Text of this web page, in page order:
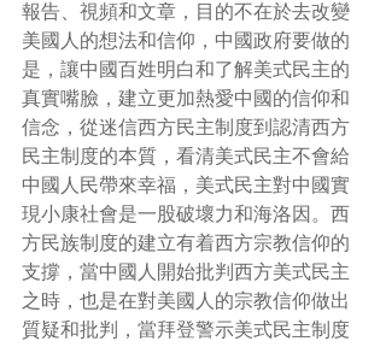
報告、視頻和文章，目的不在於去改變
美國人的想法和信仰，中國政府要做的
是，讓中國百姓明白和了解美式民主的
真實嘴臉，建立更加熱愛中國的信仰和
信念，從迷信西方民主制度到認清西方
民主制度的本質，看清美式民主不會給
中國人民帶來幸福，美式民主對中國實
現小康社會是一股破壞力和海洛因。西
方民族制度的建立有着西方宗教信仰的
支撐，當中國人開始批判西方美式民主
之時，也是在對美國人的宗教信仰做出
質疑和批判，當拜登警示美式民主制度